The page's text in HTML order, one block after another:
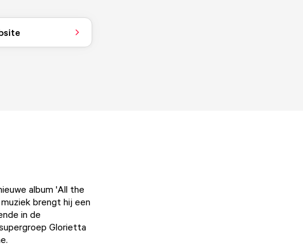
album 'All the
brengt hij een
in de
Glorietta